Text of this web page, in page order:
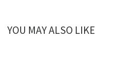
YOU MAY ALSO LIKE